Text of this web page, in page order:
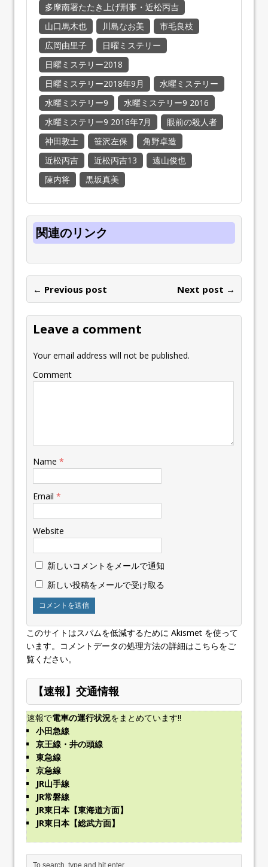
多摩南署たたき上げ刑事・近松丙吉
山口馬木也
川島なお美
市毛良枝
広岡由里子
日曜ミステリー
日曜ミステリー2018
日曜ミステリー2018年9月
水曜ミステリー
水曜ミステリー9
水曜ミステリー9 2016
水曜ミステリー9 2016年7月
眼前の殺人者
神田敦士
笹沢左保
角野卓造
近松丙吉
近松丙吉13
遠山俊也
陳内将
黒坂真美
関連のリンク
← Previous post Next post →
Leave a comment
Your email address will not be published.
Comment
Name *
Email *
Website
新しいコメントをメールで通知
新しい投稿をメールで受け取る
このサイトはスパムを低減するために Akismet を使って
います。 コメントデータの処理方法の詳細はこちらをご
覧ください。
【速報】交通情報
速報で電車の運行状況をまとめています!!
小田急線
京王線・井の頭線
東急線
京急線
JR山手線
JR常磐線
JR東日本【東海道方面】
JR東日本【総武方面】